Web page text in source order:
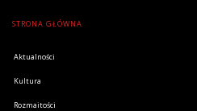
STRONA GŁÓWNA
Aktualności
Kultura
Rozmaitości